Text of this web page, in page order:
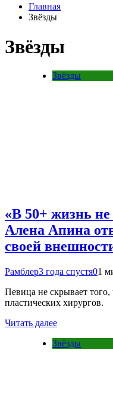
Главная
Звёзды
Звёзды
Звёзды
«В 50+ жизнь не
Алена Апина
своей
Рамблер3 года спустя01
Певица не скрывает того,
пластических хирургов.
Читать далее
Звёзды